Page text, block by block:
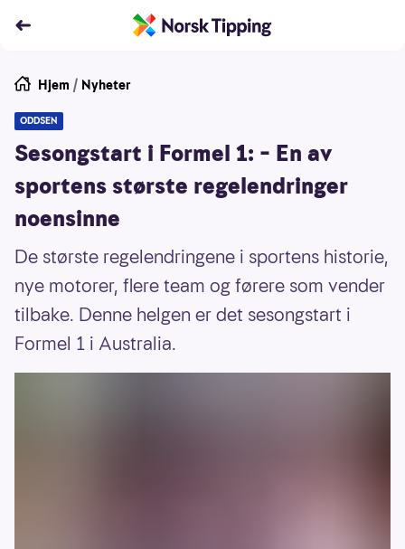
Hjem / Nyheter
ODDSEN
Sesongstart i Formel 1: – En av
sportens største regelendringer
noensinne
De største regelendringene i sportens historie,
nye motorer, flere team og førere som vender
tilbake. Denne helgen er det sesongstart i
Formel 1 i Australia.